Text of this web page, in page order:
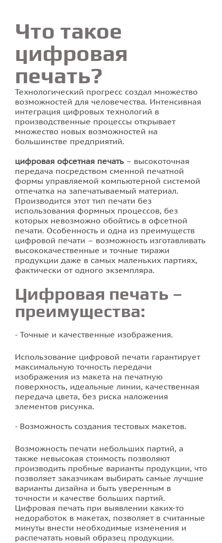
Печать наклеек
Печать на ткани
Печать визиток
Стенды для школы
Печать буклетов
Печать на пленке
Печать флаеров
Печать календарей
Печать билетов во Львове
Фотопечать на плитке
НАДЕЖНОСТИ
Что такое
цифровая
печать?
Технологический прогресс создал множество
возможностей для человечества. Интенсивная
интеграция цифровых технологий в
производственные процессы открывает
множество новых возможностей на
большинстве предприятий.
цифровая офсетная печать – высокоточная
передача посредством сменной печатной
формы управляемой компьютерной системой
отпечатка на запечатываемый материал.
Производится этот тип печати без
использования формных процессов, без
которых невозможно обойтись в офсетной
печати. Особенность и одна из преимуществ
цифровой печати – возможность изготавливать
высококачественные и точные тиражи
продукции даже в самых маленьких партиях,
фактически от одного экземпляра.
Цифровая печать –
преимущества:
Точные и качественные изображения.
Использование цифровой печати гарантирует
максимальную точность передачи
изображения из макета на печатную
поверхность, идеальные линии, качественная
передача цвета, без риска наложения
элементов рисунка.
Возможность создания тестовых макетов.
Возможность печати небольших партий, а
также невысокая стоимость позволяют
производить пробные варианты продукции, что
позволяет заказчикам выбирать самые лучшие
варианты дизайна и быть уверенным в
точности и качестве больших партий.
Цифровая печать при выявлении каких-то
недоработок в макетах, позволяет в считанные
минуты внести необходимые изменения и
распечатать новый образец продукции.